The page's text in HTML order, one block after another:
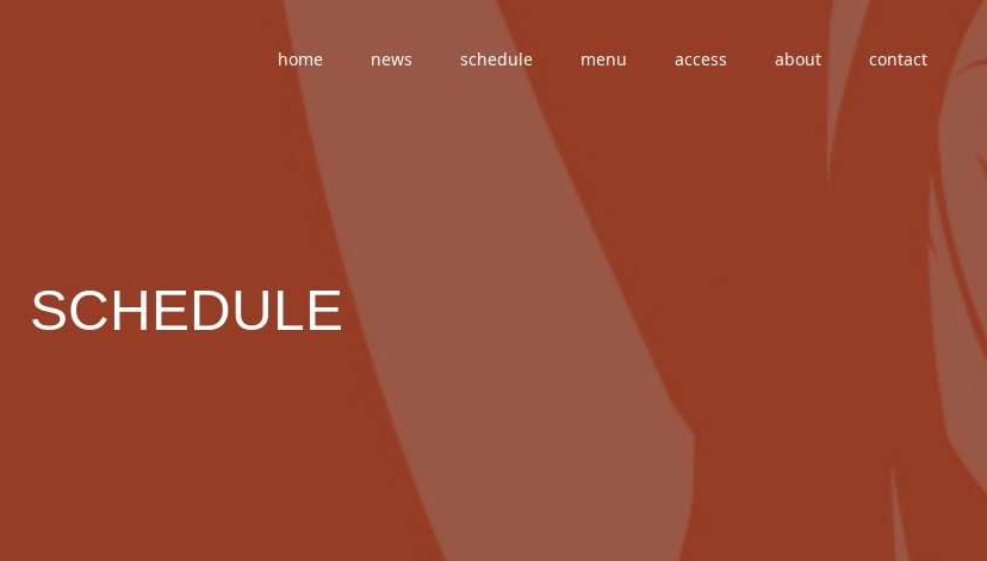
home news schedule menu access about contact
SCHEDULE